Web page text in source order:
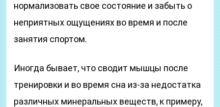
нормализовать свое состояние и забыть о
неприятных ощущениях во время и после
занятия спортом.
Иногда бывает, что сводит мышцы после
тренировки и во время сна из-за недостатка
различных минеральных веществ, к примеру,